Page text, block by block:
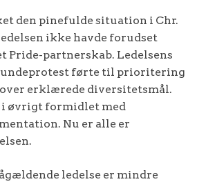
den pinefulde situation i Chr.
ikke havde forudset
Pride-partnerskab. Ledelsens
førte til prioritering
erklærede diversitetsmål.
i øvrigt formidlet med
Nu er alle er
ledelse er mindre